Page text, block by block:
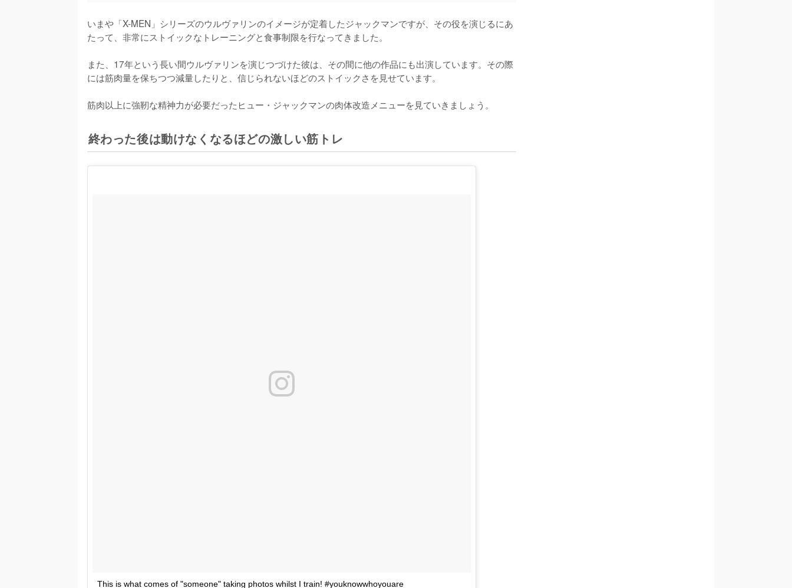
いまや「X-MEN」シリーズのウルヴァリンのイメージが定着したジャックマンですが、その役を演じるにあ
たって、非常にストイックなトレーニングと食事制限を行なってきました。
また、17年という長い間ウルヴァリンを演じつづけた彼は、その間に他の作品にも出演しています。その際
には筋肉量を保ちつつ減量したりと、信じられないほどのストイックさを見せています。
筋肉以上に強靭な精神力が必要だったヒュー・ジャックマンの肉体改造メニューを見ていきましょう。
終わった後は動けなくなるほどの激しい筋トレ
This is what comes of "someone" taking photos whilst I train! #youknowwhoyouare